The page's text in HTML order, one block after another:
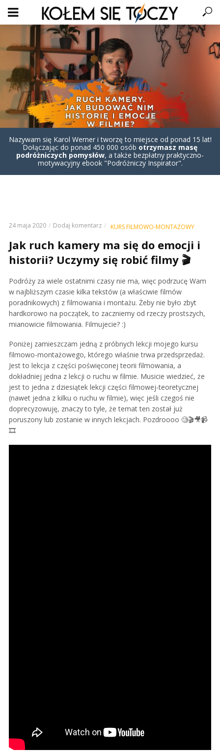
Nazywam się Karol Werner i tworzę to miejsce od ponad 15 lat!
Dołączając do ponad 450 000 osób otrzymasz masę
podróżniczych pomysłów, a także bezpłatny praktyczno-
motywacyjny ebook "Podróżniczy Inspirator".
24 maja 2020 Dodaj komentarz KURS FILMOWO-MONTAŻOWY
Jak ruch kamery ma się do emocji i
historii? Uczymy się robić filmy 🎬
Podróży za wiele ostatnimi czasy nie ma, więc podrzucę Wam
w najbliższym czasie kilka tekstów (a właściwie filmów
poradnikowych) z filmowania i montażu. Żeby nie było zbyt
hardkorowo na początek, to zaczniemy od rzeczy prostszych,
mianowicie filmowania. Filmujecie? :)
Poniżej zamieszczam jedną z próbnych lekcji mojego kursu
filmowo-montażowego, którego właśnie trwa przedsprzedaż.
Jest to lekcja z części poświęconej teorii filmowania, a
dokładniej jedna z lekcji o ruchu w filmie. Musicie wiedzieć, że
jest to jedna z dziesiątek lekcji części filmowej-teoretycznej
(nawet jedna z kilku o ruchu w filmie), więc jeśli czegoś nie
doprecyzowuję, znaczy to tyle, że temat ten został już
poruszony lub zostanie w innych lekcjach. Pozdroooo 🧐🎬🎥📹
🎞